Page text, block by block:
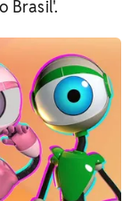
Brasil'.